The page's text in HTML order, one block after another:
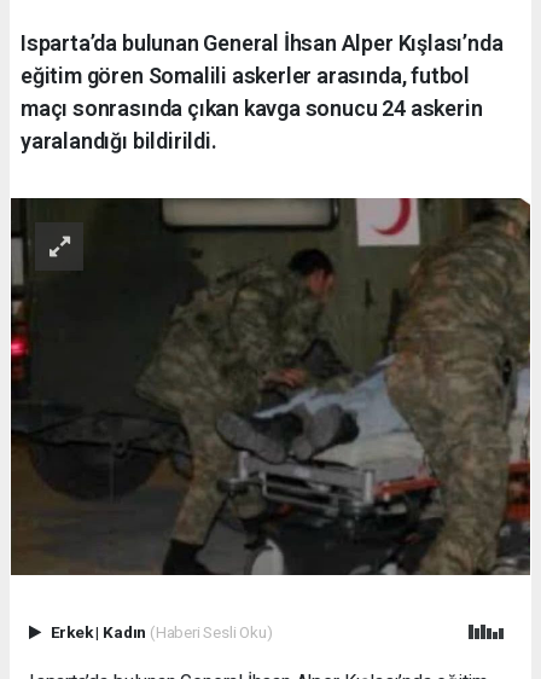
Isparta’da bulunan General İhsan Alper Kışlası’nda
eğitim gören Somalili askerler arasında, futbol
maçı sonrasında çıkan kavga sonucu 24 askerin
yaralandığı bildirildi.
Erkek| Kadın (Haberi Sesli Oku)